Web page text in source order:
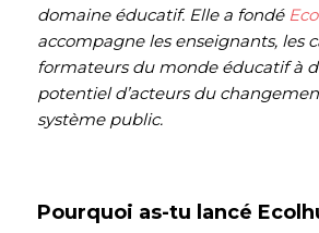
domaine éducatif. Elle a fondé
accompagne les enseignants, les
formateurs du monde éducatif à
potentiel d’acteurs du
système public.
Pourquoi as-tu lancé